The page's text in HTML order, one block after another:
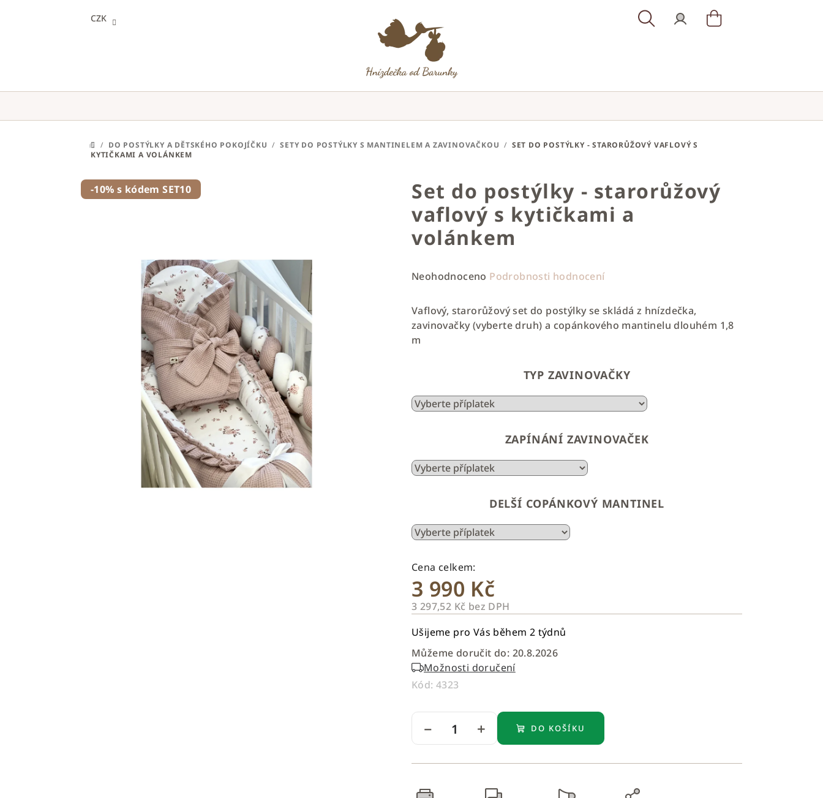
CZK
DOMŮ
/ DO POSTÝLKY A DĚTSKÉHO POKOJÍČKU / SETY DO POSTÝLKY S MANTINELEM A ZAVINOVAČKOU / SET DO POSTÝLKY - STARORŮŽOVÝ VAFLOVÝ S
KYTIČKAMI A VOLÁNKEM
Set do postýlky - starorůžový
vaflový s kytičkami a
volánkem
Průměrné
produktu
Neohodnoceno Podrobnosti hodnocení
Vaflový, starorůžový set do postýlky se skládá z hnízdečka,
zavinovačky (vyberte druh) a copánkového mantinelu dlouhém 1,8
m
TYP ZAVINOVAČKY
ZAPÍNÁNÍ ZAVINOVAČEK
DELŠÍ COPÁNKOVÝ MANTINEL
3 990 Kč
3 297,52 Kč bez DPH
cena:
Ušijeme pro Vás během 2 týdnů
Můžeme doručit do: 20.8.2026
Možnosti doručení
Kód: 4323
+
− DO KOŠÍKU
-10% s kódem SET10